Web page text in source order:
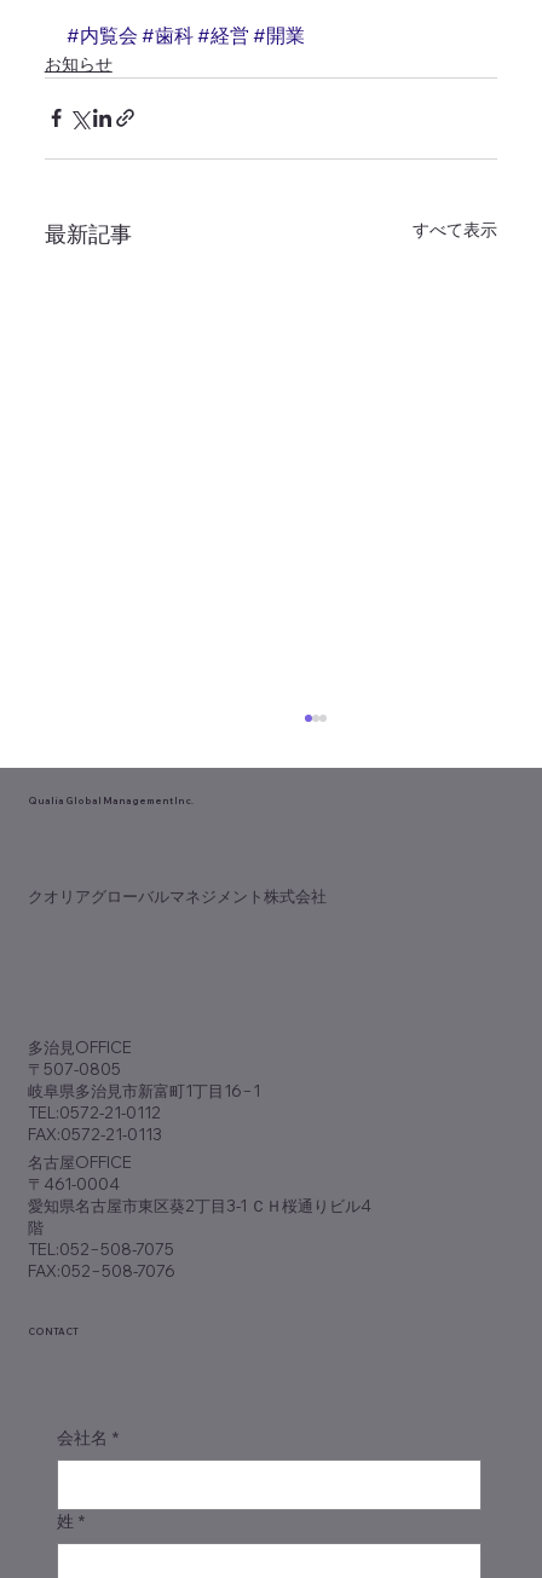
#内覧会 #歯科#経営 #開業
お知らせ
最新記事 すべて表示
載されました
Qualia Global Management Inc.
​クオリアグローバルマネジメント株式会社
​多治見OFFICE
〒507-0805
岐阜県多治見市新富町1丁目16−1
TEL:0572-21-0112
FAX:0572-21-0113
​名古屋OFFICE
〒461-0004
愛知県名古屋市東区葵2丁目3-1 ＣＨ桜通りビル4
階
TEL:052−508-7075
FAX:052−508-7076
会社名 *
姓 *
CONTACT